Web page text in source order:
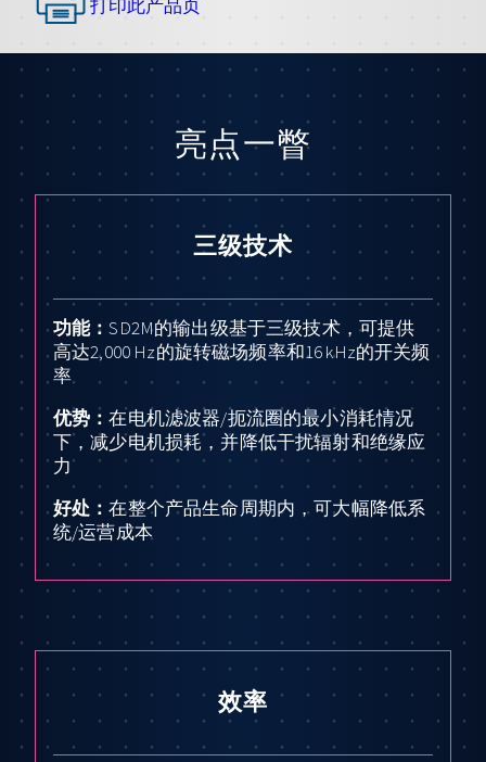
打印此产品页
亮点一瞥
三级技术
功能：SD2M的输出级基于三级技术，可提供
高达2,000 Hz的旋转磁场频率和16 kHz的开关频
率
优势：在电机滤波器/扼流圈的最小消耗情况
下，减少电机损耗，并降低干扰辐射和绝缘应
力
好处：在整个产品生命周期内，可大幅降低系
统/运营成本
效率